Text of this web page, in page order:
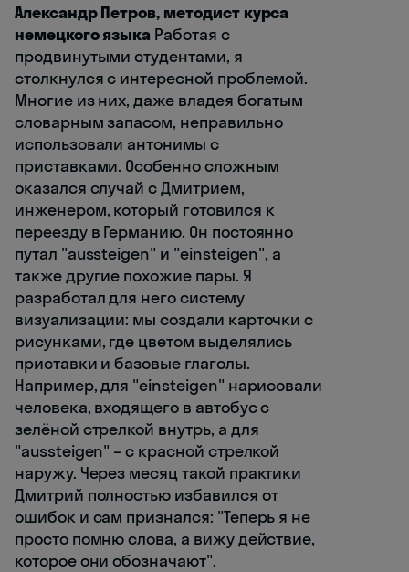
Александр Петров, методист курса
немецкого языка Работая с
продвинутыми студентами, я
столкнулся с интересной проблемой.
Многие из них, даже владея богатым
словарным запасом, неправильно
использовали антонимы с
приставками. Особенно сложным
оказался случай с Дмитрием,
инженером, который готовился к
переезду в Германию. Он постоянно
путал "aussteigen" и "einsteigen", а
также другие похожие пары. Я
разработал для него систему
визуализации: мы создали карточки с
рисунками, где цветом выделялись
приставки и базовые глаголы.
Например, для "einsteigen" нарисовали
человека, входящего в автобус с
зелёной стрелкой внутрь, а для
"aussteigen" – с красной стрелкой
наружу. Через месяц такой практики
Дмитрий полностью избавился от
ошибок и сам признался: "Теперь я не
просто помню слова, а вижу действие,
которое они обозначают".